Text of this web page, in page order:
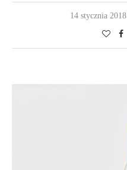
14 stycznia 2018